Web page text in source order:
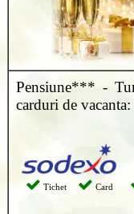
Pensiune*** -
carduri de vacanta:
Tichet Card